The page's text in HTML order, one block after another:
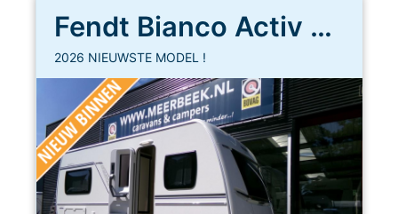
Fendt Bianco Activ 465 SFH
2026 NIEUWSTE MODEL !